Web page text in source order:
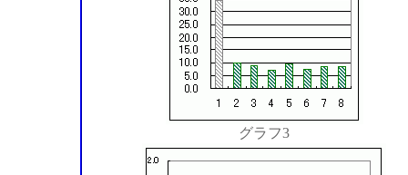
グラフ3